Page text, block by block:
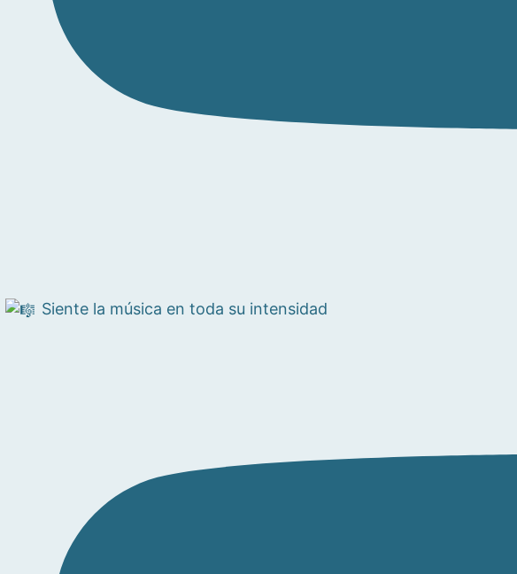
Siente la música en toda su intensidad